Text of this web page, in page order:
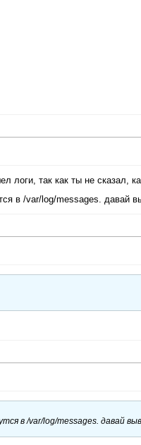
логи, так как ты не сказал,
в /var/log/messages. давай
в /var/log/messages. давай